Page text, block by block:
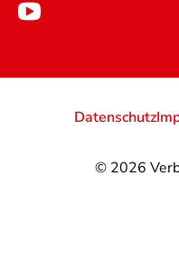
© 2026
Datenschutz